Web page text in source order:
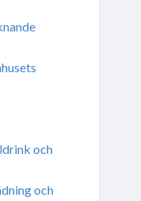
och
och